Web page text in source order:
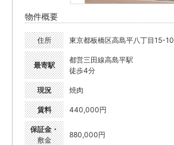
物件概要
住所 東京都板橋区高島平八丁目15-10
最寄駅
都営三田線高島平駅
徒歩4分
現況 焼肉
賃料 440,000円
保証金・
敷金
880,000円